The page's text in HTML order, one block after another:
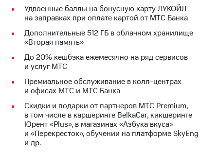
выкупа
акций
Рынок
облигаций
Описание
Уведомление
о
погашении
именных
облигаций
Другое
Удвоенные баллы на бонусную карту ЛУКОЙЛ
на заправках при оплате картой от МТС Банка
Дополнительные 512 ГБ в облачном хранилище
«Вторая память»
До 20% кешбэка ежемесячно на ряд сервисов
и услуг МТС
Премиальное обслуживание в колл-центрах
и офисах МТС и МТС Банка
Скидки и подарки от партнеров МТС Premium,
в том числе в каршеринге BelkaCar, кикшеринге
Юрент «Plus», в магазинах «Азбука вкуса»
и «Перекресток», обучении на платформе SkyEng
и др.